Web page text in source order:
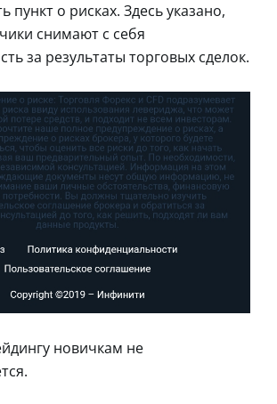
пункт о рисках. Здесь указано,
снимают с себя
за результаты торговых сделок.
новичкам не